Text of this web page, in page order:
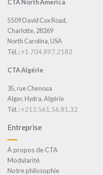
CTA North America
5509 David Cox Road,
Charlotte, 28269
North Carolina, USA
Tél. :+1.704.897.2182
CTA Algérie
35, rue Chenoua
Alger, Hydra, Algérie
Tél. :+213.561.56.81.32
Entreprise
À propos de CTA
Modularité
Notre philosophie